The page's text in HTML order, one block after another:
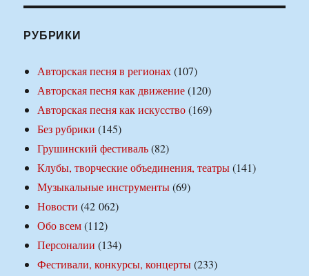
РУБРИКИ
Авторская песня в регионах(107)
Авторская песня как движение(120)
Авторская песня как искусство(169)
Без рубрики (145)
Грушинский фестиваль(82)
Клубы, творческие объединения, театры(141)
Музыкальные инструменты(69)
Новости (42 062)
Обо всем(112)
Персоналии (134)
Фестивали, конкурсы, концерты(233)